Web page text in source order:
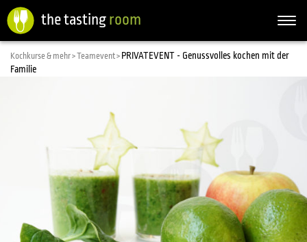
the tasting room
Kochkurse & mehr >Teamevent > PRIVATEVENT - Genussvolles kochen mit der
Familie